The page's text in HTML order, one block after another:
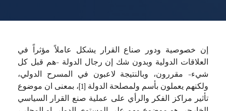
إن خصوصية ودور صناع القرار يشكل عاملاً مؤثراً في
العلاقات الدولية وبدون شك إن رجال الدولة -هم قبل كل
شيء- مقررون، وبالنتيجة لاعبون في المسرح الدولي،
ولكنهم يعملون بأسم ولمصلحة الدولة [1]، بمعنى ان موضوع
تأثير مراكز الفكر والرأي على عملية صنع القرار السياسي